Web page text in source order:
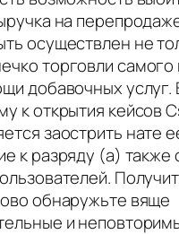
на
осуществлен не
торговли самого
добавочных услуг.
к открытия кейсов
заострить нате
к разряду (а) также
обнаружьте вяще
и